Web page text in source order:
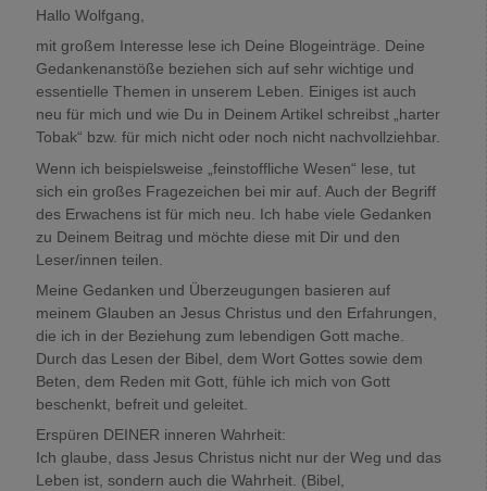
Hallo Wolfgang,
mit großem Interesse lese ich Deine Blogeinträge. Deine
Gedankenanstöße beziehen sich auf sehr wichtige und
essentielle Themen in unserem Leben. Einiges ist auch
neu für mich und wie Du in Deinem Artikel schreibst „harter
Tobak“ bzw. für mich nicht oder noch nicht nachvollziehbar.
Wenn ich beispielsweise „feinstoffliche Wesen“ lese, tut
sich ein großes Fragezeichen bei mir auf. Auch der Begriff
des Erwachens ist für mich neu. Ich habe viele Gedanken
zu Deinem Beitrag und möchte diese mit Dir und den
Leser/innen teilen.
Meine Gedanken und Überzeugungen basieren auf
meinem Glauben an Jesus Christus und den Erfahrungen,
die ich in der Beziehung zum lebendigen Gott mache.
Durch das Lesen der Bibel, dem Wort Gottes sowie dem
Beten, dem Reden mit Gott, fühle ich mich von Gott
beschenkt, befreit und geleitet.
Erspüren DEINER inneren Wahrheit:
Ich glaube, dass Jesus Christus nicht nur der Weg und das
Leben ist, sondern auch die Wahrheit. (Bibel,